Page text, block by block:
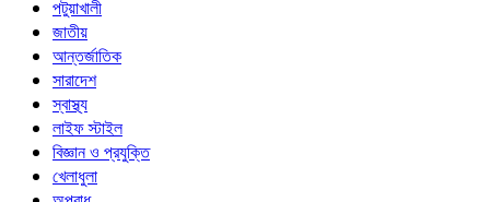
পটুয়াখালী
জাতীয়
আন্তর্জাতিক
সারাদেশ
স্বাস্থ্য
লাইফ স্টাইল
বিজ্ঞান ও প্রযুক্তি
খেলাধুলা